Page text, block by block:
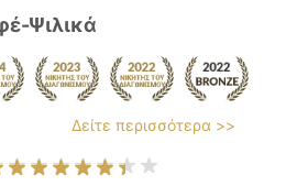
Ψιλικά
Δείτε περισσότερα >>